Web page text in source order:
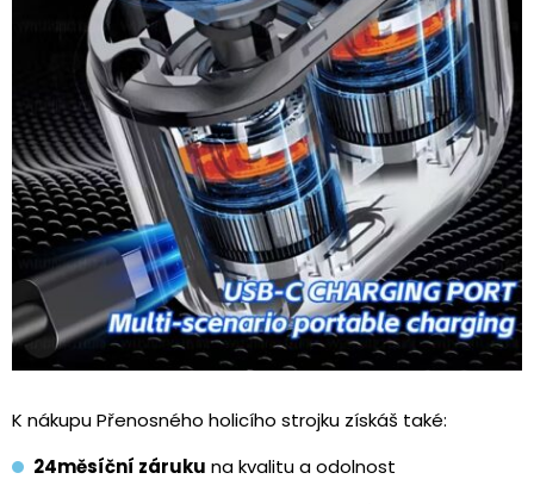
K nákupu Přenosného holicího strojku získáš také:
24měsíční záruku na kvalitu a odolnost